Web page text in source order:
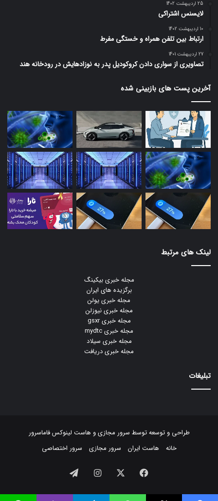
25 اردیبهشت 1402
لایسنس اشتراکی
10 اردیبهشت 1402
ارتباط بین تلفن همراه و خستگی مفرط
27 اردیبهشت 1401
تصاویری از سواری دادن کروکودیل پدر به نوزادهایش در رودخانه هند
آخرین پست های بازبینی شده
لینک های مرتبط
مجله خبری بیکینگ
برگزیده های ایران
مجله خبری یولن
مجله خبری نیوزلن
مجله خبری gsxr
مجله خبری mydtc
مجله خبری سیلاد
مجله خبری دریافت
تبلیغات
طراحی و توسعه توسط سرور مجازیو هاست لینوکسفاماسرور
خانه
هاست ایران سرور مجازی سرور اختصاصی
فیسبوک ایکس اینستاگرام